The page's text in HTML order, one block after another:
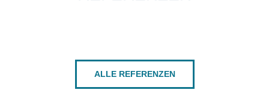
ALLE REFERENZEN